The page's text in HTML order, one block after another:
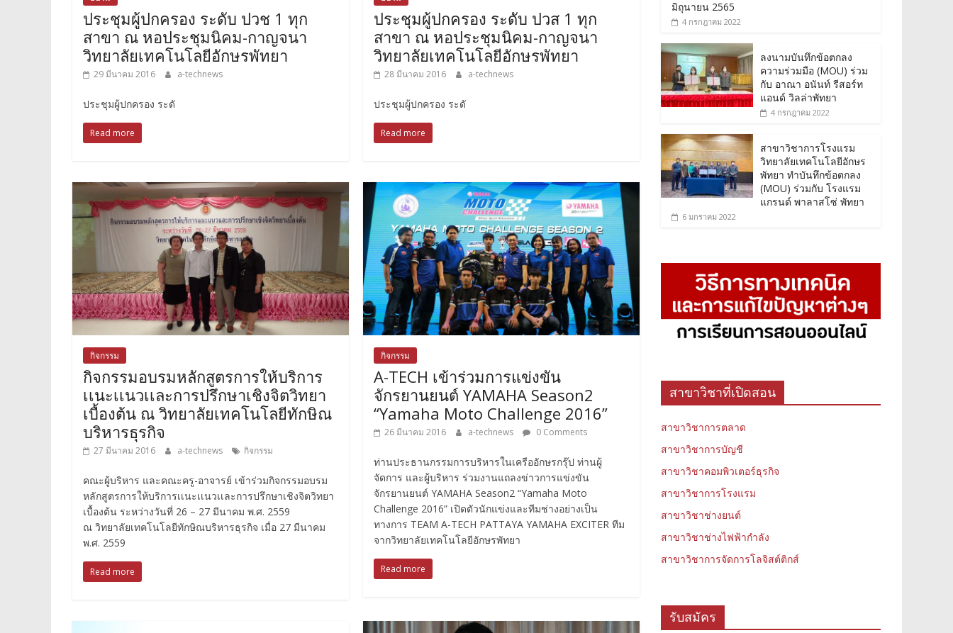
ประชุมผู้ปกครอง ระดับ ปวช 1 ทุก
สาขา ณ หอประชุมนิคม-กาญจนา
วิทยาลัยเทคโนโลยีอักษรพัทยา
29 มีนาคม 2016 a-technews
ประชุมผู้ปกครอง ระดั
Read more
ประชุมผู้ปกครอง ระดับ ปวส 1 ทุก
สาขา ณ หอประชุมนิคม-กาญจนา
วิทยาลัยเทคโนโลยีอักษรพัทยา
28 มีนาคม 2016 a-technews
ประชุมผู้ปกครอง ระดั
Read more
กิจกรรม
กิจกรรมอบรมหลักสูตรการให้บริการ
เเนะเเนวเเละการปรึกษาเชิงจิตวิทยา
เบื้องต้น ณ วิทยาลัยเทคโนโลยีทักษิณ
บริหารธุรกิจ
27 มีนาคม 2016 a-technews กิจกรรม
คณะผู้บริหาร และคณะครู-อาจารย์ เข้าร่วมกิจกรรมอบรม
หลักสูตรการให้บริการเเนะเเนวเเละการปรึกษาเชิงจิตวิทยา
เบื้องต้น ระหว่างวันที่ 26 – 27 มีนาคม พ.ศ. 2559
ณ วิทยาลัยเทคโนโลยีทักษิณบริหารธุรกิจ เมื่อ 27 มีนาคม
พ.ศ. 2559
Read more
กิจกรรม
A-TECH เข้าร่วมการแข่งขัน
จักรยานยนต์ YAMAHA Season2
“Yamaha Moto Challenge 2016”
26 มีนาคม 2016 a-technews 0 Comments
ท่านประธานกรรมการบริหารในเครืออักษรกรุ๊ป ท่านผู้
จัดการ และผู้บริหาร ร่วมงานแถลงข่าวการแข่งขัน
จักรยานยนต์ YAMAHA Season2 “Yamaha Moto
Challenge 2016” เปิดตัวนักแข่งและทีมช่างอย่างเป็น
ทางการ TEAM A-TECH PATTAYA YAMAHA EXCITER ทีม
จากวิทยาลัยเทคโนโลยีอักษรพัทยา
Read more
มิถุนายน 2565
4 กรกฎาคม 2022
ลงนามบันทึกข้อตกลง
ความร่วมมือ (MOU) ร่วม
กับ อาณา อนันท์ รีสอร์ท
แอนด์ วิลล่าพัทยา
4 กรกฎาคม 2022
สาขาวิชาการโรงแรม
วิทยาลัยเทคโนโลยีอักษร
พัทยา ทำบันทึกข้อตกลง
(MOU) ร่วมกับ โรงแรม
แกรนด์ พาลาสโซ่ พัทยา
6 มกราคม 2022
สาขาวิชาที่เปิดสอน
สาขาวิชาการตลาด
สาขาวิชาการบัญชี
สาขาวิชาคอมพิวเตอร์ธุรกิจ
สาขาวิชาการโรงแรม
สาขาวิชาช่างยนต์
สาขาวิชาช่างไฟฟ้ากำลัง
สาขาวิชาการจัดการโลจิสต์ติกส์
รับสมัคร